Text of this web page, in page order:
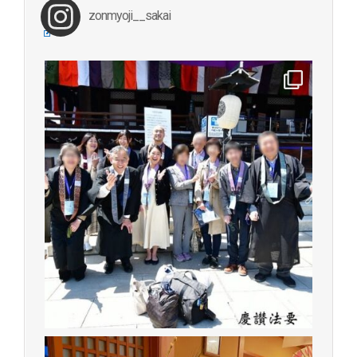
zonmyoji__sakai